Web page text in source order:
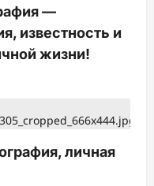
—
известность и
жизни!
личная